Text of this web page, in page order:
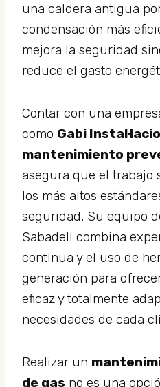
una caldera antigua
condensación más
mejora la seguridad
reduce el gasto
Contar con una
como Gabi
mantenimiento
asegura que el trabajo
los más altos
seguridad. Su equipo
Sabadell combina
continua y el uso de
generación para
eficaz y totalmente
necesidades de cada
Realizar un
de gas no es una